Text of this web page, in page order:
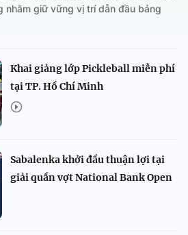
nhằm giữ vững vị trí dẫn đầu bảng
Khai giảng lớp Pickleball miễn phí
tại TP. Hồ Chí Minh
Sabalenka khởi đầu thuận lợi tại
giải quần vợt National Bank Open